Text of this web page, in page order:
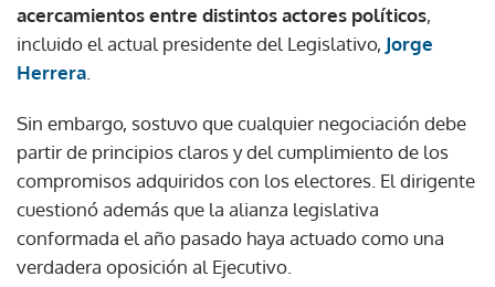
acercamientos entre distintos actores políticos,
incluido el actual presidente del Legislativo, Jorge
Herrera
Sin embargo, sostuvo que cualquier negociación debe
partir de principios claros y del cumplimiento de los
compromisos adquiridos con los electores. El dirigente
cuestionó además que la alianza legislativa
conformada el año pasado haya actuado como una
verdadera oposición al Ejecutivo.